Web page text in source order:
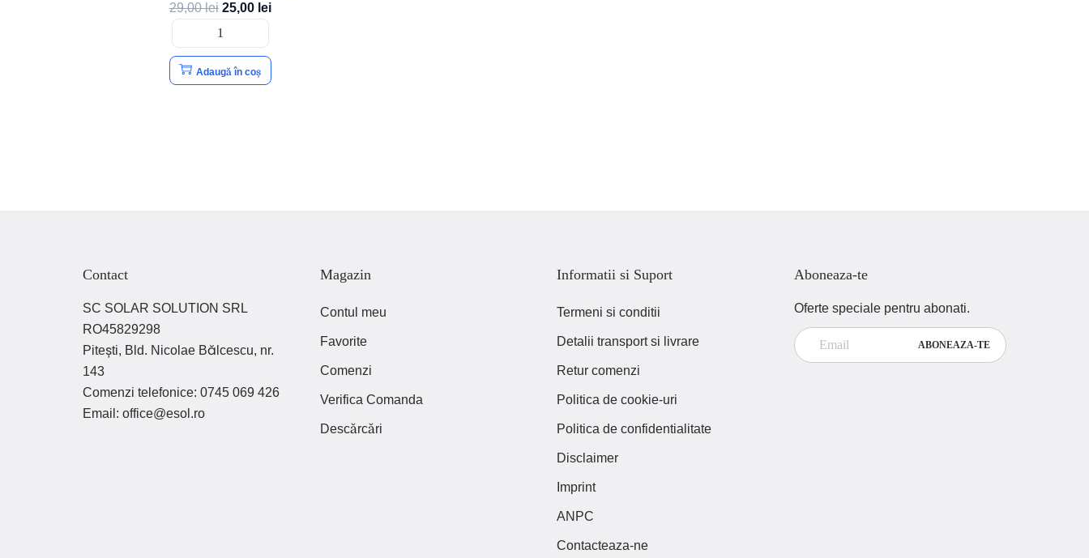
29,00lei 25,00 lei
Adaugă în coș
Contact
SC SOLAR SOLUTION SRL
RO45829298
Pitești, Bld. Nicolae Bălcescu, nr.
143
Comenzi telefonice: 0745 069 426
Email: office@esol.ro
Magazin
Contul meu
Favorite
Comenzi
Verifica Comanda
Descărcări
Informatii si Suport
Termeni si conditii
Detalii transport si livrare
Retur comenzi
Politica de cookie-uri
Politica de confidentialitate
Disclaimer
Imprint
ANPC
Contacteaza-ne
Aboneaza-te
Oferte speciale pentru abonati.